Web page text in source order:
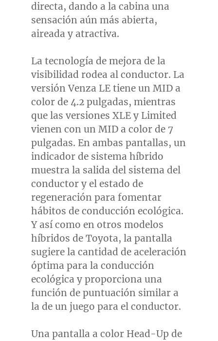
directa, dando a la cabina una
sensación aún más abierta,
aireada y atractiva.
La tecnología de mejora de la
visibilidad rodea al conductor. La
versión Venza LE tiene un MID a
color de 4.2 pulgadas, mientras
que las versiones XLE y Limited
vienen con un MID a color de 7
pulgadas. En ambas pantallas, un
indicador de sistema híbrido
muestra la salida del sistema del
conductor y el estado de
regeneración para fomentar
hábitos de conducción ecológica.
Y así como en otros modelos
híbridos de Toyota, la pantalla
sugiere la cantidad de aceleración
óptima para la conducción
ecológica y proporciona una
función de puntuación similar a
la de un juego para el conductor.
Una pantalla a color Head-Up de